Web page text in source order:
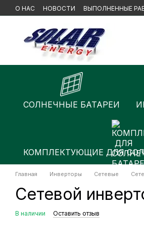
Перейти к основному контенту
О НАС НОВОСТИ ВЫПОЛНЕННЫЕ
СОЛНЕЧНЫЕ БАТАРЕИ
КОМПЛЕКТУЮЩИЕ ДЛЯ
Главная Инверторы Сетевые
Сетевой
В наличии Оставить отзыв